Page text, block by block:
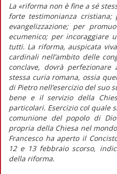
La «riforma non è fine a sé
forte testimonianza
evangelizzazione; per
ecumenico; per incoraggiare
tutti. La riforma, auspicata
cardinali nell’ambito delle
conclave, dovrà
stessa curia romana, ossia
di Pietro nell’esercizio del suo
bene e il servizio della
particolari. Esercizio col quale
comunione del popolo di
propria della Chiesa nel
Francesco ha aperto il
12 e 13 febbraio scorso,
della riforma.